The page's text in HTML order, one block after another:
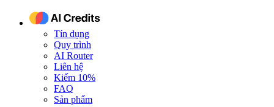
Tín dụng
Quy trình
AI Router
Liên hệ
Kiếm 10%
FAQ
Sản phẩm